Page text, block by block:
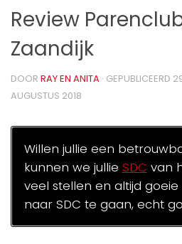
Review
Zaandijk
DOOR RAY EN ANITA · GEPUBLICEERD
AUGUSTUS 2018
Willen jullie een
kunnen we jullie SDC van
veel stellen en altijd goeie
naar SDC te gaan, echt